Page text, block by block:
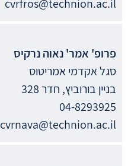
cvrfros@technion.ac.il
פרופ' אמר'נאוהנרקיס
סגל אקדמי אמריטוס
בניין בורוביץ, חדר 328
04-8293925
cvrnava@technion.ac.il